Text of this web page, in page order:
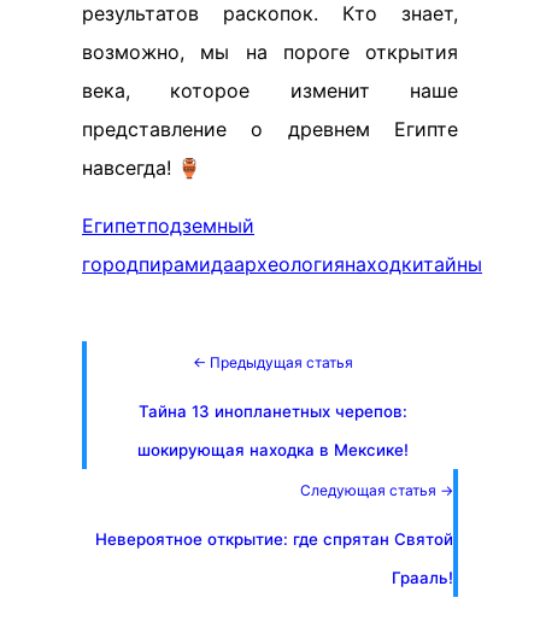
результатов раскопок. Кто знает,
возможно, мы на пороге открытия
века, которое изменит наше
представление о древнем Египте
навсегда! 🏺
Египетподземный
городпирамидаархеологиянаходкитайны
← Предыдущая статья
Тайна 13 инопланетных черепов:
шокирующая находка в Мексике!
Следующая статья →
Невероятное открытие: где спрятан Святой
Грааль!